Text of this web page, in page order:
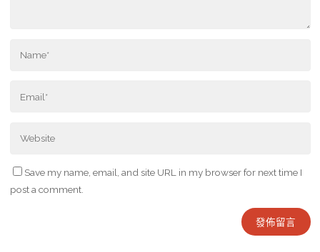
Save my name, email, and site URL in my browser for next time I
post a comment.